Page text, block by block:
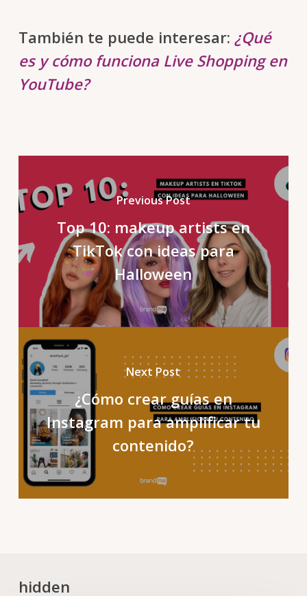
También te puede interesar: ¿Qué
es y cómo funciona Live Shopping en
YouTube?
Previous Post
Top 10: makeup artists en
TikTok con ideas para
Halloween
Next Post
¿Cómo crear guías en
Instagram para amplificar tu
contenido?
hidden